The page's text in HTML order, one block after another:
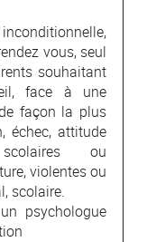
vous, seul
souhaitant
face à une
façon la plus
échec, attitude
ou
violentes ou
scolaire.
psychologue